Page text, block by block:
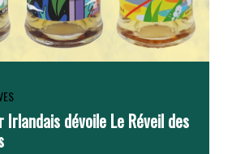
Irlandais dévoile Le Réveil des